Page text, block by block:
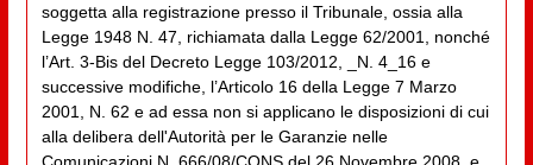
soggetta alla registrazione presso il Tribunale, ossia alla
Legge 1948 N. 47, richiamata dalla Legge 62/2001, nonché
l’Art. 3-Bis del Decreto Legge 103/2012, _N. 4_16 e
successive modifiche, l’Articolo 16 della Legge 7 Marzo
2001, N. 62 e ad essa non si applicano le disposizioni di cui
alla delibera dell'Autorità per le Garanzie nelle
Comunicazioni N. 666/08/CONS del 26 Novembre 2008, e